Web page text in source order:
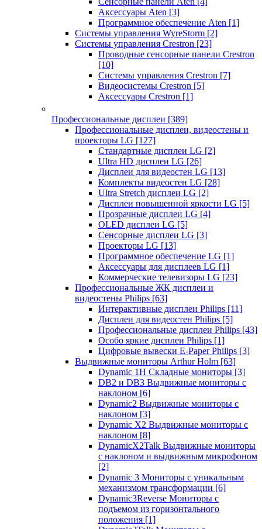
Аксессуары Aten [3]
Программное обеспечение Aten [1]
Системы управления WyreStorm [2]
Системы управления Crestron [23]
Проводные сенсорные панели Crestron
[10]
Системы управления Crestron [7]
Видеосистемы Crestron [5]
Аксессуары Crestron [1]
Профессиональные дисплеи [389]
Профессиональные дисплеи, видеостены и
проекторы LG [127]
Стандартные дисплеи LG [2]
Ultra HD дисплеи LG [26]
Дисплеи для видеостен LG [13]
Комплекты видеостен LG [28]
Ultra Stretch дисплеи LG [2]
Дисплеи повышенной яркости LG [5]
Прозрачные дисплеи LG [4]
OLED дисплеи LG [5]
Сенсорные дисплеи LG [3]
Проекторы LG [13]
Программное обеспечение LG [1]
Аксессуары для дисплеев LG [1]
Коммерческие телевизоры LG [23]
Профессиональные ЖК дисплеи и
видеостены Philips [63]
Интерактивные дисплеи Philips [11]
Дисплеи для видеостен Philips [5]
Профессиональные дисплеи Philips [43]
Особо яркие дисплеи Philips [1]
Цифровые вывески E-Paper Philips [3]
Выдвижные мониторы Arthur Holm [63]
Dynamic 1Н Складные мониторы [3]
DB2 и DB3 Выдвижные мониторы с
наклоном [6]
Dynamic2 Выдвижные мониторы с
наклоном [3]
Dynamic X2 Выдвижные мониторы с
наклоном [8]
DynamicX2Talk Выдвижные мониторы
с наклоном и выдвижным микрофоном
[2]
Dynamic 3 Мониторы с уникальным
механизмом трансформации [6]
Dynamic3Reverse Мониторы с
подъемом из горизонтального
положения [1]